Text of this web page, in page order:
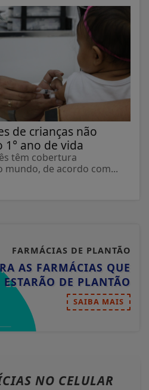
de crianças não
1° ano de vida
têm cobertura
mundo, de acordo com...
FARMÁCIAS DE PLANTÃO
AS FARMÁCIAS QUE
ESTARÃO DE PLANTÃO
SAIBA MAIS
NO CELULAR